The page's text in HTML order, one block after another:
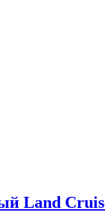
Land